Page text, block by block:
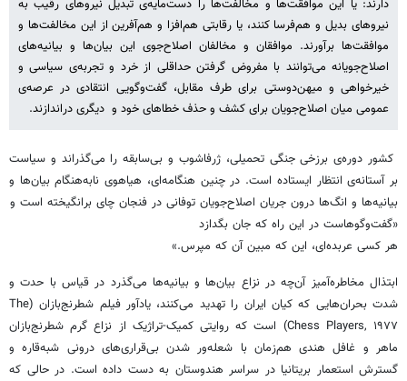
دارند: یا این موافقت‌ها و مخالفت‌ها را دست‌مایه‌ی تبدیل نیروهای رقیب به
نیروهای بدیل و هم‌فرسا کنند، یا رقابتی هم‌افزا و هم‌آفرین از این مخالفت‌ها و
موافقت‌ها برآورند. موافقان و مخالفان اصلاح‌جوی این بیان‌ها و بیانیه‌های
اصلاح‌جویانه می‌توانند با مفروض گرفتن حداقلی از خرد و تجربه‌ی‌ سیاسی و
خیرخواهی و میهن‌دوستی برای طرف مقابل، گفت‌وگویی انتقادی در عرصه‌ی
عمومی میان اصلاح‌جویان برای کشف و حذف خطاهای خود و دیگری دراندازند.
کشور دوره‌ی برزخی جنگی تحمیلی، ژرفاشوب و بی‌سابقه را می‌گذراند و سیاست
بر آستانه‌ی انتظار ایستاده است. در چنین هنگامه‌ای، هیاهوی نابه‌هنگام بیان‌ها و
بیانیه‌ها و انگ‌ها درون جریان اصلاح‌جویان توفانی در فنجان چای برانگیخته است و
«گفت‌وگوهاست در این راه که جان بگدازد
هر کسی عربده‌ای، این که مبین آن که مپرس.»
ابتذال مخاطره‌آمیز آن‌چه در نزاع بیان‌ها و بیانیه‌ها می‌گذرد در قیاس با حدت و
شدت بحران‌هایی که کیان ایران را تهدید می‌کنند، یادآور فیلم شطرنج‌بازان (The
Chess Players, ۱۹۷۷) است که روایتی کمیک-تراژیک از نزاع گرم شطرنج‌بازان
ماهر و غافل هندی هم‌زمان با شعله‌ور شدن بی‌قراری‌های درونی شبه‌قاره و
گسترش استعمار بریتانیا در سراسر هندوستان به دست داده است. در حالی که